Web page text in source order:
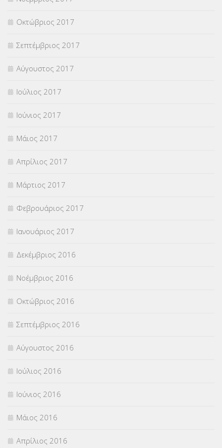
Οκτώβριος 2017
Σεπτέμβριος 2017
Αύγουστος 2017
Ιούλιος 2017
Ιούνιος 2017
Μάιος 2017
Απρίλιος 2017
Μάρτιος 2017
Φεβρουάριος 2017
Ιανουάριος 2017
Δεκέμβριος 2016
Νοέμβριος 2016
Οκτώβριος 2016
Σεπτέμβριος 2016
Αύγουστος 2016
Ιούλιος 2016
Ιούνιος 2016
Μάιος 2016
Απρίλιος 2016